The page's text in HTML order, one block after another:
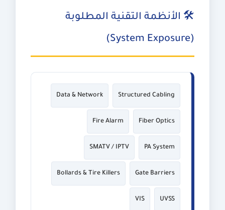
🛠️ الأنظمة التقنية المطلوبة
(System Exposure)
Structured Cabling
Data & Network
Fiber Optics
Fire Alarm
PA System
SMATV / IPTV
Gate Barriers
Bollards & Tire Killers
UVSS
VIS